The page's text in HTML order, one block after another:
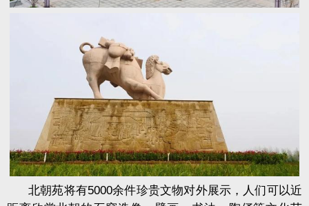
北朝苑将有5000余件珍贵文物对外展示，人们可以近